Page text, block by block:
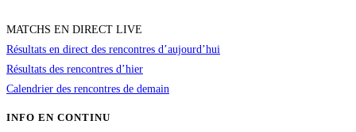
MATCHS EN DIRECT LIVE
Résultats en direct des rencontres d’aujourd’hui
Résultats des rencontres d’hier
Calendrier des rencontres de demain
INFO EN CONTINU